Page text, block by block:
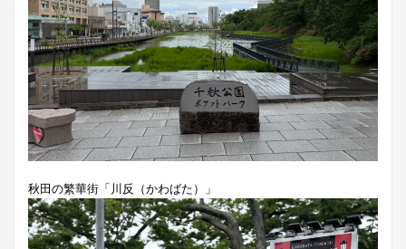
秋田の繁華街「川反（かわばた）」